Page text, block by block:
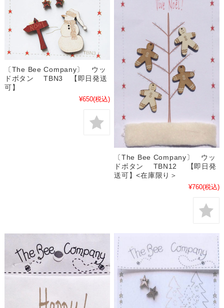
〔The Bee Company〕 ウッ
ドボタン TBN3 【即日発送
可】
¥650(税込)
〔The Bee Company〕 ウッ
ドボタン TBN12 【即日発
送可】<在庫限り＞
¥760(税込)